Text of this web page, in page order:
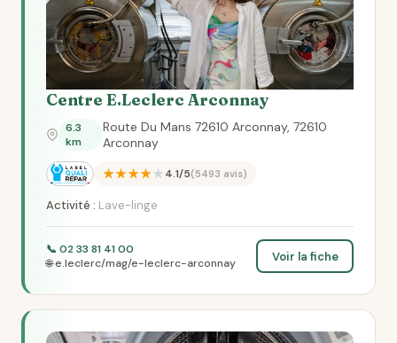
Centre E.Leclerc Arconnay
6.3
km
Route Du Mans 72610 Arconnay, 72610
Arconnay
★★★★★4.1/5(5493 avis)
Activité : Lave-linge
📞 02 33 81 41 00
🌐 e.leclerc/mag/e-leclerc-arconnay
Voir la fiche